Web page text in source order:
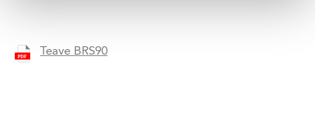
Teave BRS90